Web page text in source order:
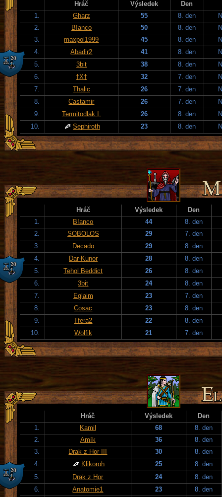
Hráč Výsledek
Den
1.
Gharz 55 8. den
2.
B!anco 50 8. den
3.
maxpol1999 45 8. den
4.
Abadir2 41 8. den
5.
3bit 38 8. den
6.
†X† 32 7. den
7.
Thalic 26 7. den
8.
Castamir 26 7. den
9.
Termitodlak I. 26 8. den
10.
Sephiroth 23 8. den
Hráč Výsledek
Den
1.
B!anco 44
8. den
2.
SOBOLOS 29
7. den
3.
Decado 29
8. den
4.
Dar-Kunor 28
8. den
5.
Tehol Beddict 26
8. den
6.
3bit 24
8. den
7.
Eglaim 23
7. den
8.
Cosac 23
8. den
9.
Tfera2 22
8. den
10.
Wolfik 21 7. den
Hráč Výsledek
Den
1.
Kamil 68
8. den
2.
Amík 36
8. den
3.
Drak z Hor III 30
8. den
4.
Klikoroh 25
8. den
5.
Drak z Hor 24
8. den
6.
Anatomie1 23
8. den